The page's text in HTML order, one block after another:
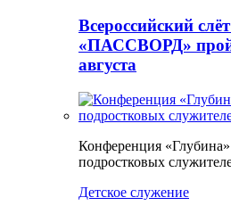
Всероссийский
«ПАССВОРД»
августа
Конференция «Глубина»
подростковых
Детское служение